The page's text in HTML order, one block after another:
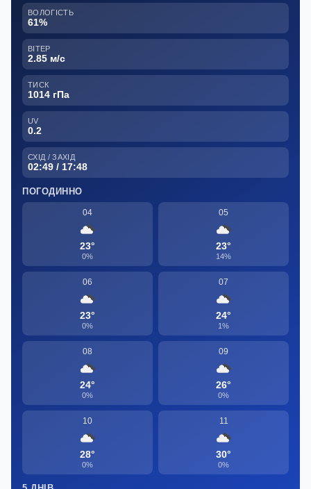
ВОЛОГІСТЬ
61%
ВІТЕР
2.85 м/с
ТИСК
1014 гПа
UV
0.2
СХІД / ЗАХІД
02:49 / 17:48
ПОГОДИННО
04
23°
0%
05
23°
14%
06
23°
0%
07
24°
1%
08
24°
0%
09
26°
0%
10
28°
0%
11
30°
0%